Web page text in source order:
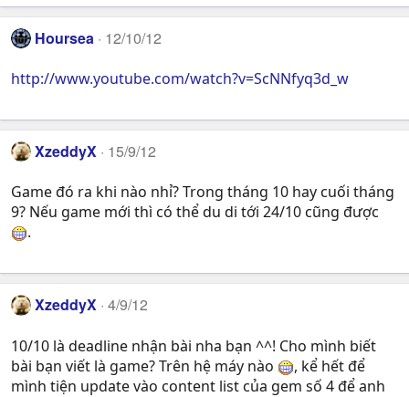
Hoursea 12/10/12
http://www.youtube.com/watch?v=ScNNfyq3d_w
XzeddyX 15/9/12
Game đó ra khi nào nhỉ? Trong tháng 10 hay cuối tháng
9? Nếu game mới thì có thể du di tới 24/10 cũng được
.
XzeddyX 4/9/12
10/10 là deadline nhận bài nha bạn ^^! Cho mình biết
bài bạn viết là game? Trên hệ máy nào
, kể hết để
mình tiện update vào content list của gem số 4 để anh